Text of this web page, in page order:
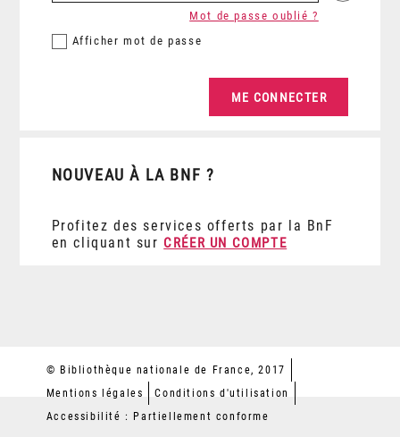
Afficher mot de passe
Mot de passe oublié ?
NOUVEAU À LA BNF ?
Profitez des services offerts par la BnF
en cliquant sur CRÉER UN COMPTE
© Bibliothèque nationale de France, 2017
Mentions légales
Conditions d'utilisation
Accessibilité : Partiellement conforme